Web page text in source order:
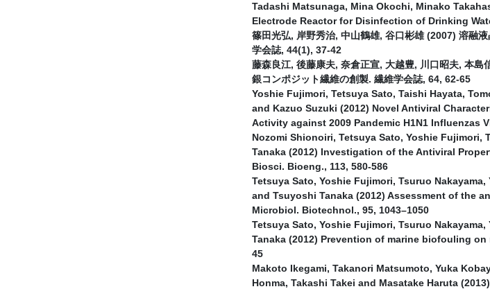
Tadashi Matsunaga, Mina Okochi, Minako
Electrode Reactor for Disinfection of Drinking
篠田光弘, 岸野秀治, 中山鶴雄, 谷口彬雄 (2007) 溶融
学会誌, 44(1), 37-42
藤森良江, 後藤康夫, 奈倉正宣, 大越豊, 川口昭夫, 本
銀コンポジット繊維の創製. 繊維学会誌, 64, 62-65
Yoshie Fujimori, Tetsuya Sato, Taishi Hayata,
and Kazuo Suzuki (2012) Novel Antiviral
Activity against 2009 Pandemic H1N1 Influenzas
Nozomi Shionoiri, Tetsuya Sato, Yoshie Fujimori,
Tanaka (2012) Investigation of the Antiviral
Biosci. Bioeng., 113, 580-586
Tetsuya Sato, Yoshie Fujimori, Tsuruo
and Tsuyoshi Tanaka (2012) Assessment of the
Microbiol. Biotechnol., 95, 1043–1050
Tetsuya Sato, Yoshie Fujimori, Tsuruo
Tanaka (2012) Prevention of marine biofouling
45
Makoto Ikegami, Takanori Matsumoto, Yuka
Honma, Takashi Takei and Masatake Haruta